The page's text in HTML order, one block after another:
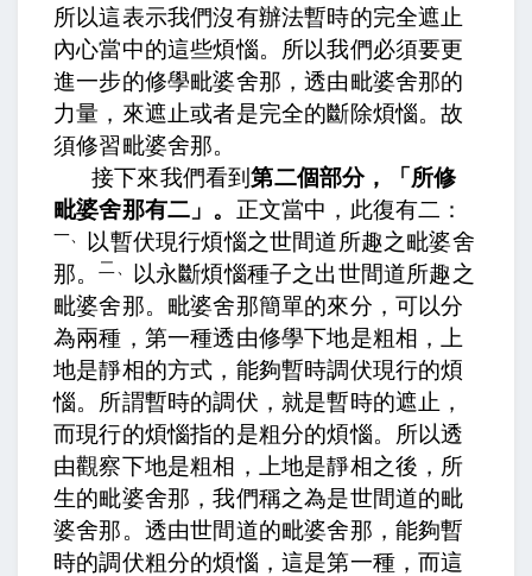
所以這表示我們沒有辦法暫時的完全遮止
內心當中的這些煩惱。所以我們必須要更
進一步的修學毗婆舍那，透由毗婆舍那的
力量，來遮止或者是完全的斷除煩惱。故
須修習毗婆舍那。
接下來我們看到第二個部分，「所修
毗婆舍那有二」。 正文當中， 此復有二 ：
一、
以暫伏現行煩惱之世間道所趣之毗婆舍
那。二、
以永斷煩惱種子之出世間道所趣之
毗婆舍那。毗婆舍那簡單的來分，可以分
為兩種，第一種透由修學下地是粗相，上
地是靜相的方式，能夠暫時調伏現行的煩
惱。所謂暫時的調伏 ，就是暫時的遮止，
而現行的煩惱指的是粗分的煩惱。所以透
由觀察下地是粗相，上地是靜相之後，所
生的毗婆舍那，我們稱之為是世間道的毗
婆舍那。透由世間道的毗婆舍那，能夠暫
時的調伏粗分的煩惱，這是第一種，而這